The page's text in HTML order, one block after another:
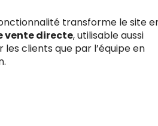
transforme le site
vente directe, utilisable aussi
les clients que par l’équipe en